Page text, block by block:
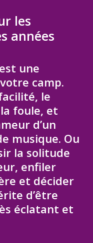
les
années
une
camp.
le
foule, et
d’un
musique. Ou
la solitude
enfiler
et décider
d’être
éclatant et